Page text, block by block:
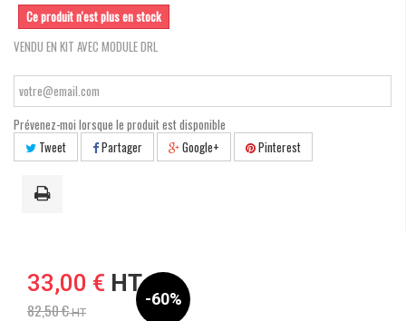
Ce produit n'est plus en stock
VENDU EN KIT AVEC MODULE DRL
Prévenez-moi lorsque le produit est disponible
Tweet
Partager Google+ Pinterest
33,00 € HT
82,50 €HT
-60%